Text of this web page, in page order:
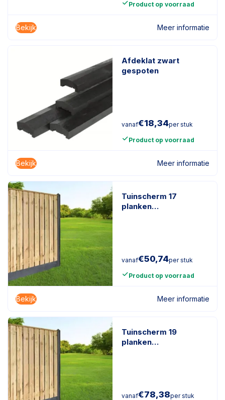
Product op voorraad
Bekijk Meer informatie
Afdeklat zwart
gespoten
vanaf€18,34per stuk
Product op voorraad
Bekijk Meer informatie
Tuinscherm 17
planken
vanaf€50,74per stuk
Product op voorraad
Bekijk Meer informatie
Tuinscherm 19
planken
vanaf€78,38per stuk